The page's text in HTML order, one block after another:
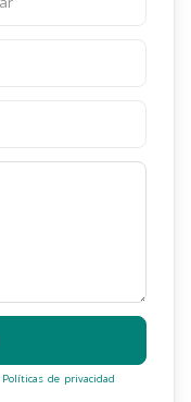
Políticas de privacidad